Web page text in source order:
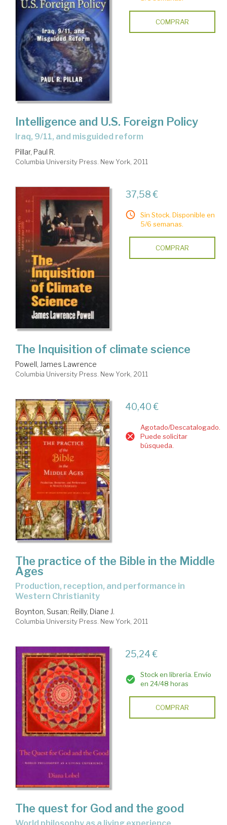
COMPRAR
Intelligence and U.S. Foreign Policy
Iraq, 9/11, and misguided reform
Pillar, Paul R.
Columbia University Press. New York, 2011
37,58 €
Sin Stock. Disponible en
5/6 semanas.
COMPRAR
The Inquisition of climate science
Powell, James Lawrence
Columbia University Press. New York, 2011
40,40 €
Agotado/Descatalogado.
Puede solicitar
búsqueda.
The practice of the Bible in the Middle
Ages
production, reception, and performance in
Western Christianity
Boynton, Susan; Reilly, Diane J.
Columbia University Press. New York, 2011
25,24 €
Stock en librería. Envío
en 24/48 horas
COMPRAR
The quest for God and the good